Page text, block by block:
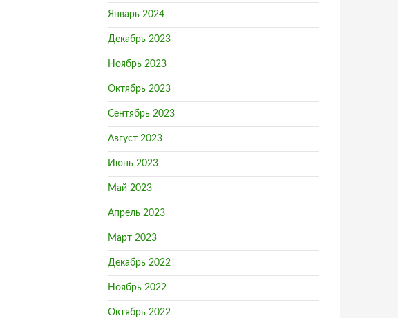
Январь 2024
Декабрь 2023
Ноябрь 2023
Октябрь 2023
Сентябрь 2023
Август 2023
Июнь 2023
Май 2023
Апрель 2023
Март 2023
Декабрь 2022
Ноябрь 2022
Октябрь 2022